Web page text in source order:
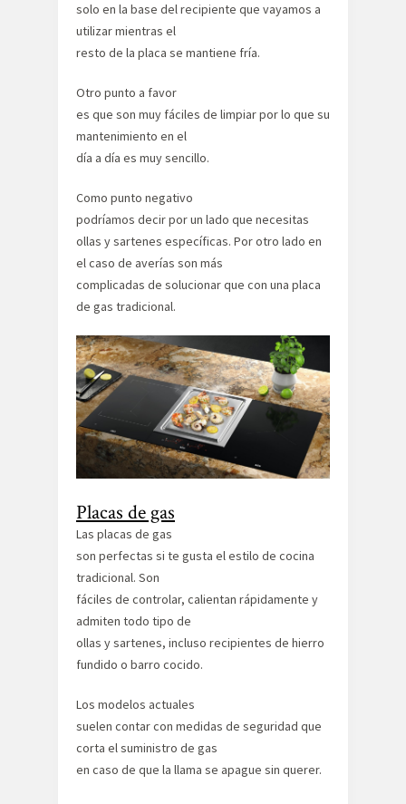
solo en la base del recipiente que vayamos a
utilizar mientras el
resto de la placa se mantiene fría.
Otro punto a favor
es que son muy fáciles de limpiar por lo que su
mantenimiento en el
día a día es muy sencillo.
Como punto negativo
podríamos decir por un lado que necesitas
ollas y sartenes específicas. Por otro lado en
el caso de averías son más
complicadas de solucionar que con una placa
de gas tradicional.
Placas de gas
Las placas de gas
son perfectas si te gusta el estilo de cocina
tradicional. Son
fáciles de controlar, calientan rápidamente y
admiten todo tipo de
ollas y sartenes, incluso recipientes de hierro
fundido o barro cocido.
Los modelos actuales
suelen contar con medidas de seguridad que
corta el suministro de gas
en caso de que la llama se apague sin querer.